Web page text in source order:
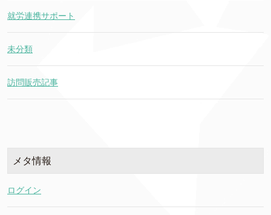
就労連携サポート
未分類
訪問販売記事
メタ情報
ログイン